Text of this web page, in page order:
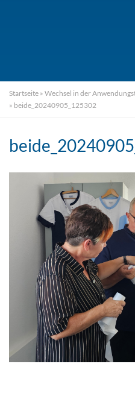
Startseite » Wechsel in der
» beide_20240905_125302